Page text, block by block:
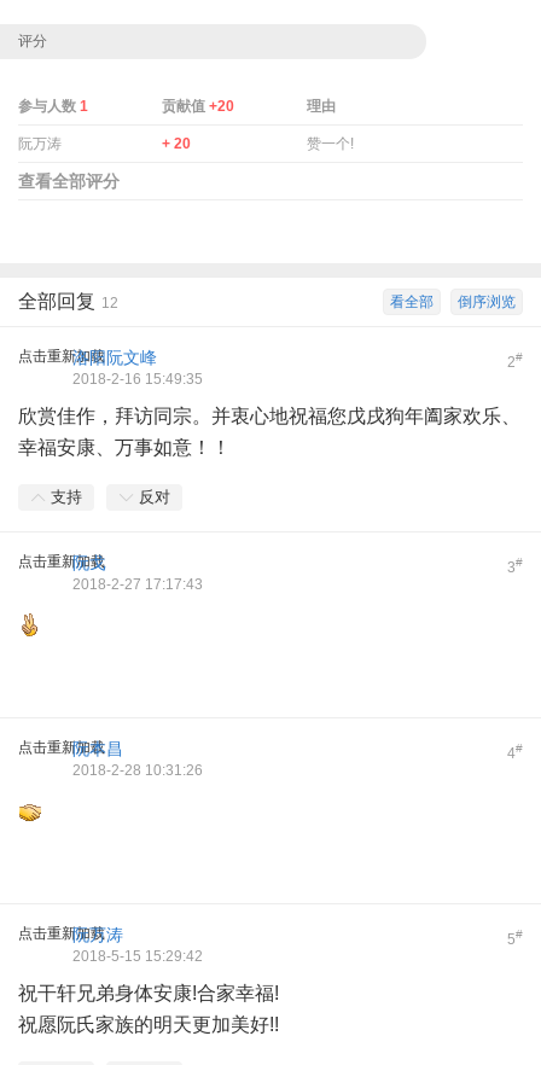
评分
参与人数 1 贡献值+20 理由
阮万涛 + 20 赞一个!
查看全部评分
倒序浏览
看全部
全部回复 12
点击重新加载 2#
洛阳阮文峰
2018-2-16 15:49:35
欣赏佳作，拜访同宗。并衷心地祝福您戊戌狗年阖家欢乐、
幸福安康、万事如意！！
支持 反对
点击重新加载 3#
阮戈
2018-2-27 17:17:43
点击重新加载 4#
阮本昌
2018-2-28 10:31:26
点击重新加载 5#
阮万涛
2018-5-15 15:29:42
祝干轩兄弟身体安康!合家幸福!
祝愿阮氏家族的明天更加美好!!